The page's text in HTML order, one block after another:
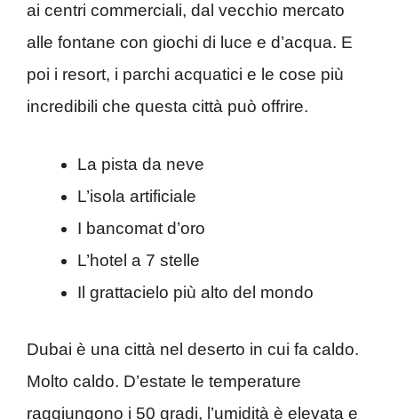
ai centri commerciali, dal vecchio mercato
alle fontane con giochi di luce e d’acqua. E
poi i resort, i parchi acquatici e le cose più
incredibili che questa città può offrire.
La pista da neve
L’isola artificiale
I bancomat d’oro
L’hotel a 7 stelle
Il grattacielo più alto del mondo
Dubai è una città nel deserto in cui fa caldo.
Molto caldo. D’estate le temperature
raggiungono i 50 gradi, l’umidità è elevata e